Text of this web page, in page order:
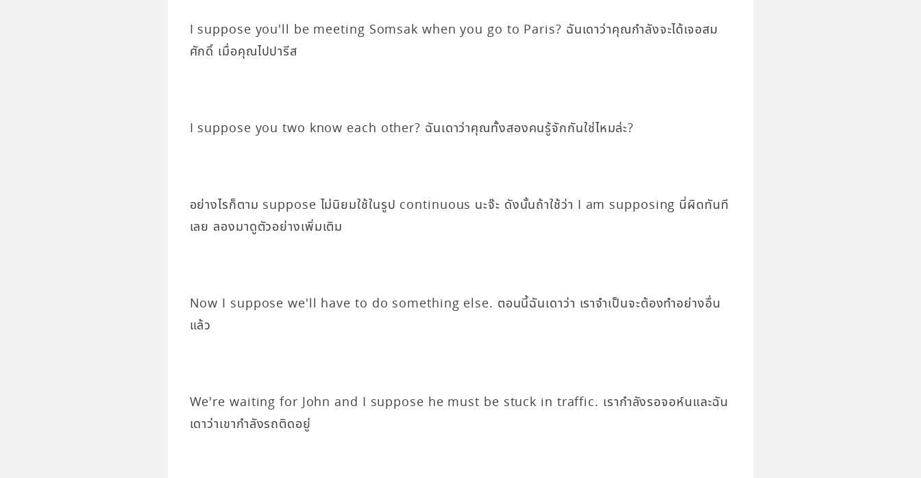
I suppose you'll be meeting Somsak when you go to Paris? ฉันเดาว่าคุณกำลังจะได้เจอสม
ศักดิ์ เมื่อคุณไปปารีส
I suppose you two know each other? ฉันเดาว่าคุณทั้งสองคนรู้จักกันใช่ไหมล่ะ?
อย่างไรก็ตาม suppose ไม่นิยมใช้ในรูป continuous นะจ๊ะ ดังนั้นถ้าใช้ว่า I am supposing นี่ผิดทันที
เลย ลองมาดูตัวอย่างเพิ่มเติม
Now I suppose we'll have to do something else. ตอนนี้ฉันเดาว่า เราจำเป็นจะต้องทำอย่างอื่น
แล้ว
We're waiting for John and I suppose he must be stuck in traffic. เรากำลังรอจอห์นและฉัน
เดาว่าเขากำลังรถติดอยู่